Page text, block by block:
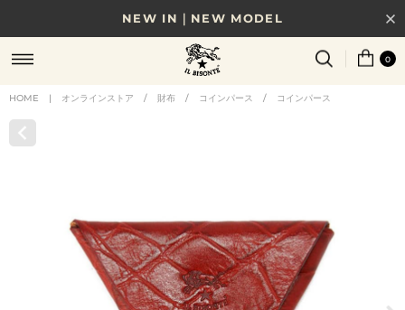
NEW IN｜NEW MODEL
8/17(月)10時まで｜税込11,000円以上で送料無料
贈る相手やシーンから選べる、新しいギフトガイド
0
HOME | オンラインストア / 財布 / コインパース / コインパース